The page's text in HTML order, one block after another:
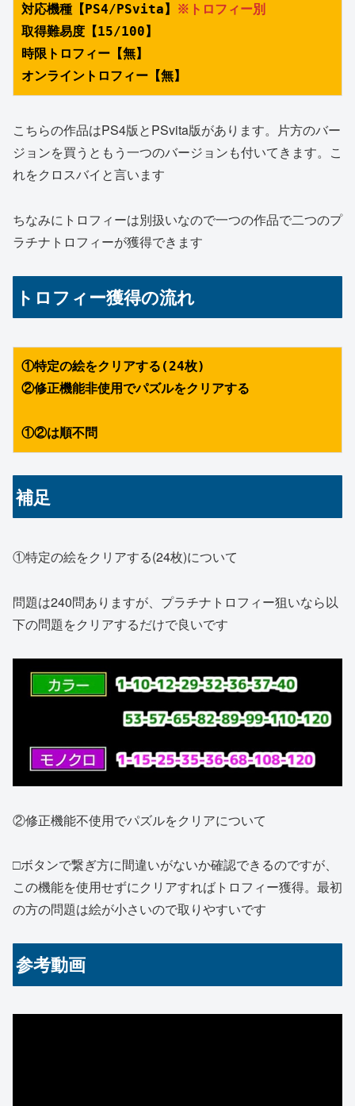
対応機種【PS4/PSvita】
※トロフィー別
取得難易度【15/100】
時限トロフィー【無】
オンライントロフィー【無】
こちらの作品はPS4版とPSvita版があります。片方のバー
ジョンを買うともう一つのバージョンも付いてきます。こ
れをクロスバイと言います
ちなみにトロフィーは別扱いなので一つの作品で二つのプ
ラチナトロフィーが獲得できます
トロフィー獲得の流れ
①特定の絵をクリアする(24枚)
②修正機能非使用でパズルをクリアする
①②は順不問
補足
①特定の絵をクリアする(24枚)について
問題は240問ありますが、プラチナトロフィー狙いなら以
下の問題をクリアするだけで良いです
②修正機能不使用でパズルをクリアについて
□ボタンで繋ぎ方に間違いがないか確認できるのですが、
この機能を使用せずにクリアすればトロフィー獲得。最初
の方の問題は絵が小さいので取りやすいです
参考動画